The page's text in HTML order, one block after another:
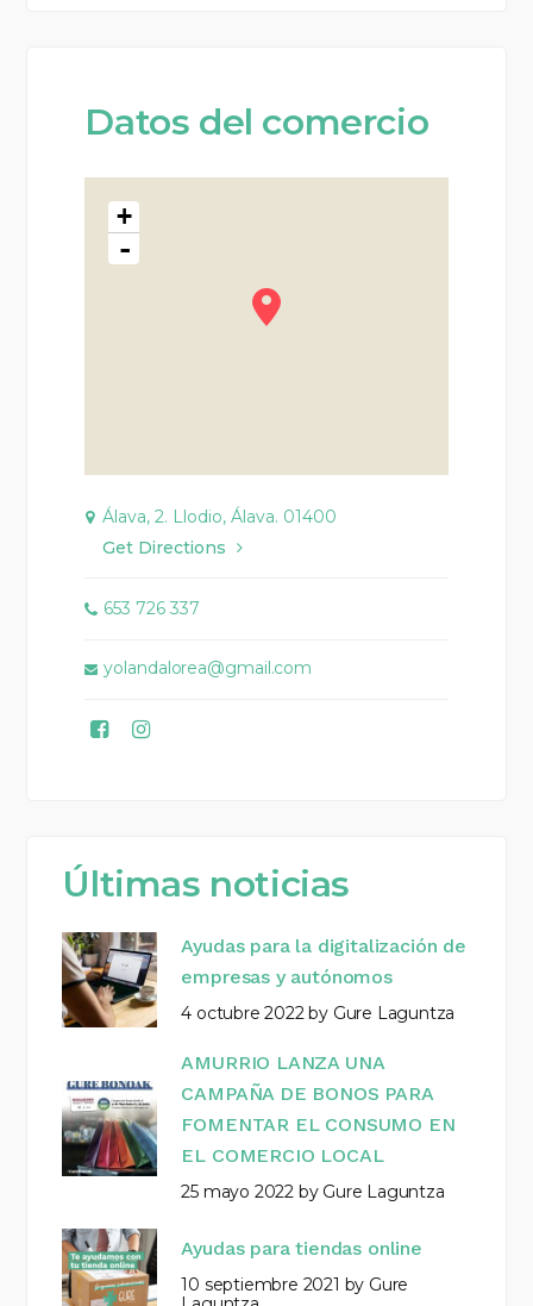
Datos del comercio
+
-
Álava, 2. Llodio, Álava. 01400
Get Directions
653 726 337
yolandalorea@gmail.com
Últimas noticias
Ayudas para la digitalización de
empresas y autónomos
4 octubre 2022 by Gure Laguntza
AMURRIO LANZA UNA
CAMPAÑA DE BONOS PARA
FOMENTAR EL CONSUMO EN
EL COMERCIO LOCAL
25 mayo 2022 by Gure Laguntza
Ayudas para tiendas online
10 septiembre 2021 by Gure